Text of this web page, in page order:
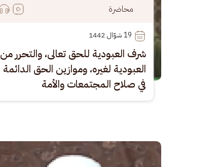
محاضرة
19
شرف العبودية للحق تعالى، والتحرر من
العبودية لغيره، وموازين الحق الدائمة
في صلاح المجتمعات والأمة
الصورة